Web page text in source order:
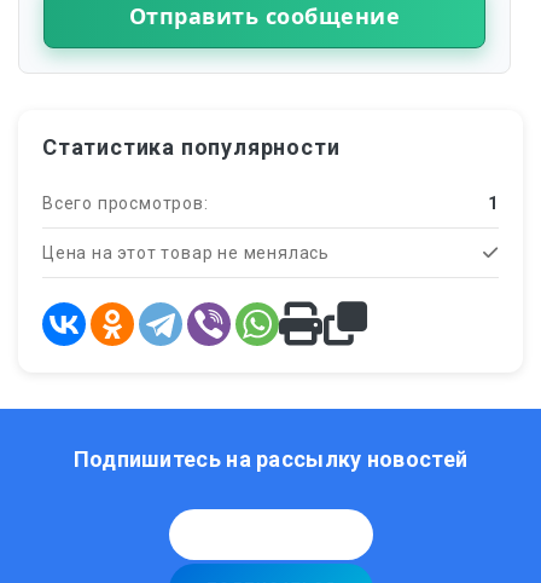
Отправить сообщение
Статистика популярности
Всего просмотров: 1
Цена на этот товар не менялась
Подпишитесь на рассылку новостей